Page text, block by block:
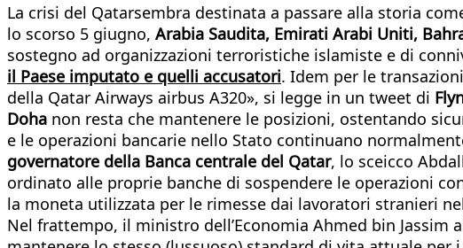
La crisi del Qatarsembra destinata a passare alla storia
lo scorso 5 giugno, Arabia Saudita, Emirati Arabi Uniti,
sostegno ad organizzazioni terroristiche islamiste e di
il Paese imputato e quelli accusatori. Idem per le
della Qatar Airways airbus A320», si legge in un tweet di
Doha non resta che mantenere le posizioni, ostentando
e le operazioni bancarie nello Stato continuano
governatore della Banca centrale del Qatar, lo sceicco
ordinato alle proprie banche di sospendere le operazioni
la moneta utilizzata per le rimesse dai lavoratori stranieri
Nel frattempo, il ministro dell’Economia Ahmed bin Jassim